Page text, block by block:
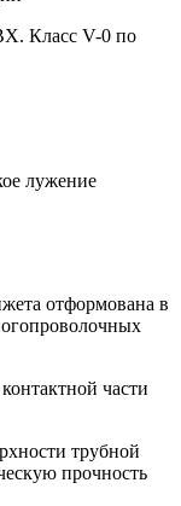
Класс V-0 по
лужение
отформована в
части
трубной
прочность